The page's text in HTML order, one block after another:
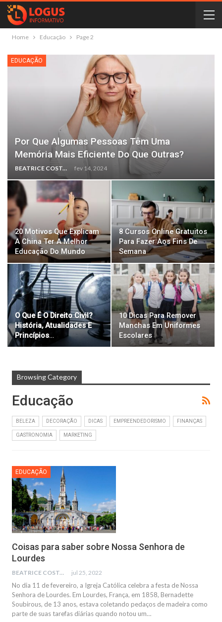
Home Educação Page 2
EDUCAÇÃO
Por Que Algumas Pessoas Têm Uma
Memória Mais Eficiente Do Que Outras?
BEATRICE COSTA fev 14, 2024
20 Motivos Que Explicam
A China Ter A Melhor
Educação Do Mundo
8 Cursos Online Gratuitos
Para Fazer Aos Fins De
Semana
O Que É O Direito Civil?
História, Atualidades E
Princípios…
10 Dicas Para Remover
Manchas Em Uniformes
Escolares
Browsing Category
Educação
BELEZA DECORAÇÃO DICAS EMPREENDEDORISMO FINANÇAS
GASTRONOMIA MARKETING
EDUCAÇÃO
Coisas para saber sobre Nossa Senhora de
Lourdes
BEATRICE COSTA jul 25, 2022
No dia 11 de fevereiro, a Igreja Católica celebra a festa de Nossa
Senhora de Lourdes. Em Lourdes, França, em 1858, Bernadette
Soubirous, de 13 anos, estava coletando pedaços de madeira como
parte de suas tarefas diárias quando notou um…